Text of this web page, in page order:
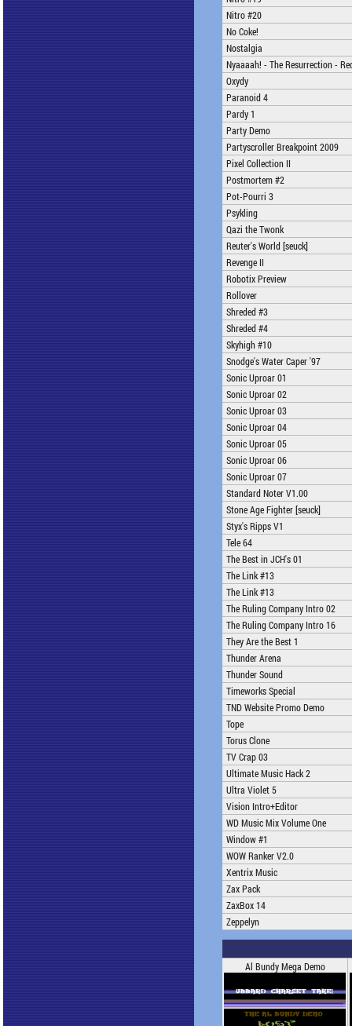
Nitro #20
No Coke!
Nostalgia
Nyaaaah! - The Resurrection -
Oxydy
Paranoid 4
Pardy 1
Party Demo
Partyscroller Breakpoint 2009
Pixel Collection II
Postmortem #2
Pot-Pourri 3
Psykling
Qazi the Twonk
Reuter's World [seuck]
Revenge II
Robotix Preview
Rollover
Shreded #3
Shreded #4
Skyhigh #10
Snodge's Water Caper '97
Sonic Uproar 01
Sonic Uproar 02
Sonic Uproar 03
Sonic Uproar 04
Sonic Uproar 05
Sonic Uproar 06
Sonic Uproar 07
Standard Noter V1.00
Stone Age Fighter [seuck]
Styx's Ripps V1
Tele 64
The Best in JCH's 01
The Link #13
The Link #13
The Ruling Company Intro 02
The Ruling Company Intro 16
They Are the Best 1
Thunder Arena
Thunder Sound
Timeworks Special
TND Website Promo Demo
Tope
Torus Clone
TV Crap 03
Ultimate Music Hack 2
Ultra Violet 5
Vision Intro+Editor
WD Music Mix Volume One
Window #1
WOW Ranker V2.0
Xentrix Music
Zax Pack
ZaxBox 14
Zeppelyn
Al Bundy Mega Demo